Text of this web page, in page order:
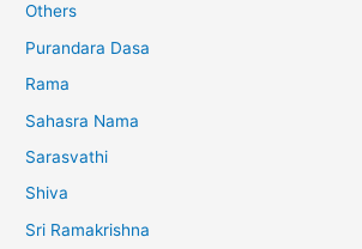
Others
Purandara Dasa
Rama
Sahasra Nama
Sarasvathi
Shiva
Sri Ramakrishna